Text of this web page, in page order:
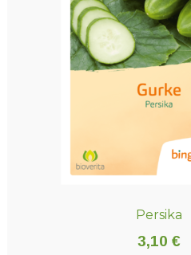
Persika
3,10 €